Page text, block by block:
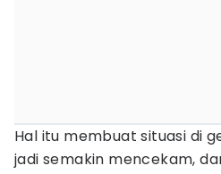
Hal itu membuat situasi di
jadi semakin mencekam,